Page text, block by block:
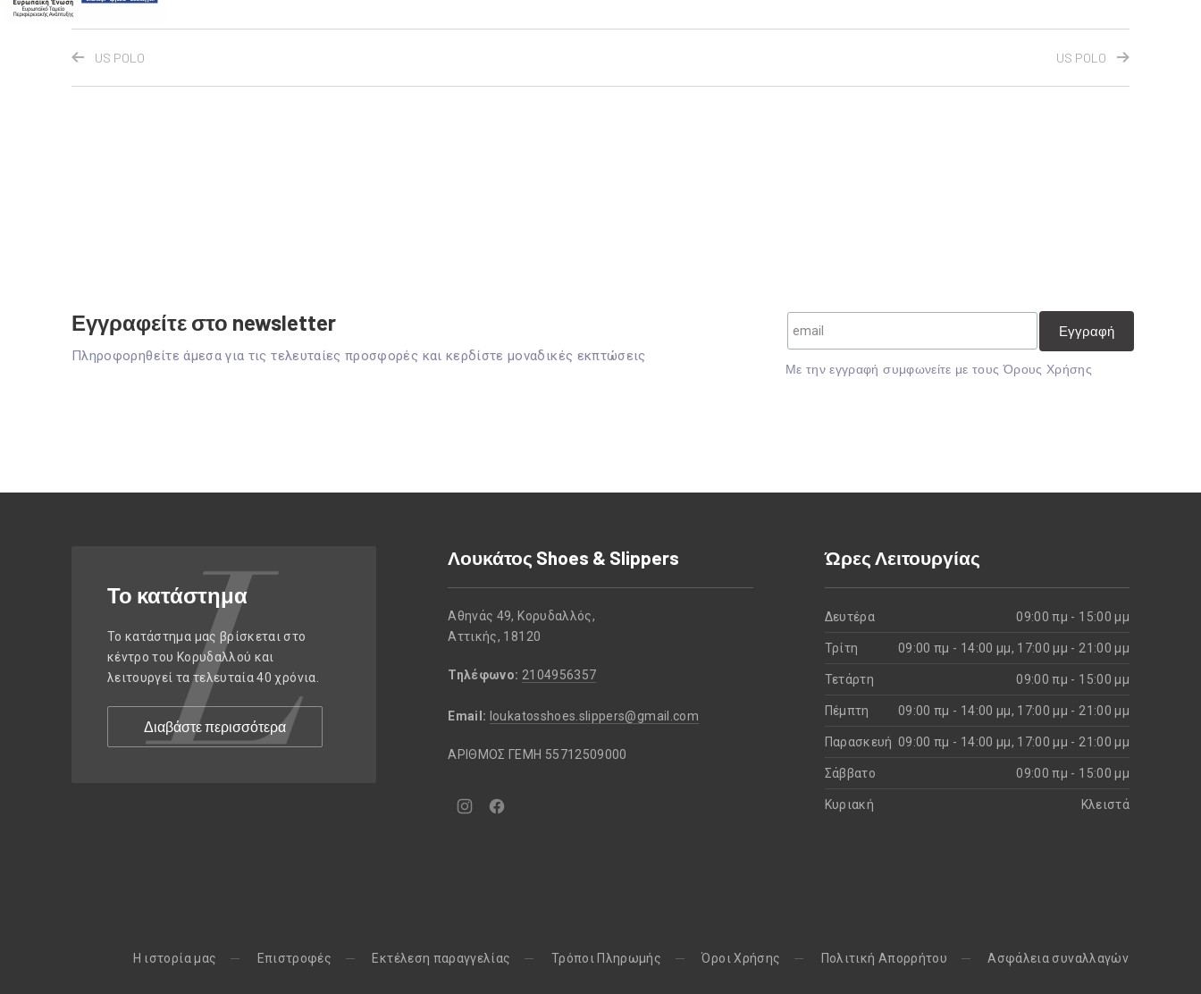
US POLO US POLO
Εγγραφείτε στο newsletter
Πληροφορηθείτε άμεσα για τις τελευταίες προσφορές και κερδίστε μοναδικές εκπτώσεις
Mε την εγγραφή συμφωνείτε με τουςΌρους Χρήσης
Το κατάστημα
Το κατάστημα μας βρίσκεται στο
κέντρο του Κορυδαλλού και
λειτουργεί τα τελευταία 40 χρόνια.
Διαβάστε περισσότερα
Λουκάτος Shoes & Slippers
Αθηνάς 49, Κορυδαλλός,
Αττικής, 18120
Τηλέφωνο: 2104956357
Email: loukatosshoes.slippers@gmail.com
ΑΡΙΘΜΟΣ ΓΕΜΗ 55712509000
Νέο
Νέο
Ώρες Λειτουργίας
Δευτέρα 09:00 πμ - 15:00 μμ
Τρίτη 09:00 πμ - 14:00 μμ, 17:00 μμ - 21:00 μμ
Τετάρτη 09:00 πμ - 15:00 μμ
Πέμπτη 09:00 πμ - 14:00 μμ, 17:00 μμ - 21:00 μμ
Παρασκευή 09:00 πμ - 14:00 μμ, 17:00 μμ - 21:00 μμ
Σάββατο 09:00 πμ - 15:00 μμ
Κυριακή Kλειστά
H ιστορία μας Eπιστροφές Εκτέλεση παραγγελίας Τρόποι Πληρωμής Όροι Χρήσης Πολιτική Απορρήτου Aσφάλεια συναλλαγών